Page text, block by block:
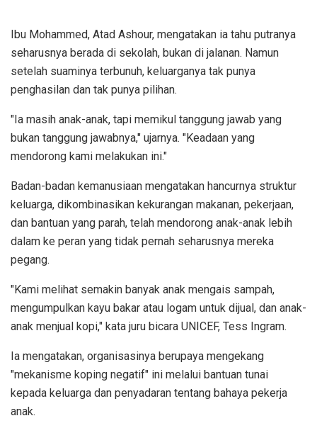
Ibu Mohammed, Atad Ashour, mengatakan ia tahu putranya
seharusnya berada di sekolah, bukan di jalanan. Namun
setelah suaminya terbunuh, keluarganya tak punya
penghasilan dan tak punya pilihan.
"Ia masih anak-anak, tapi memikul tanggung jawab yang
bukan tanggung jawabnya," ujarnya. "Keadaan yang
mendorong kami melakukan ini."
Badan-badan kemanusiaan mengatakan hancurnya struktur
keluarga, dikombinasikan kekurangan makanan, pekerjaan,
dan bantuan yang parah, telah mendorong anak-anak lebih
dalam ke peran yang tidak pernah seharusnya mereka
pegang.
"Kami melihat semakin banyak anak mengais sampah,
mengumpulkan kayu bakar atau logam untuk dijual, dan anak-
anak menjual kopi," kata juru bicara UNICEF, Tess Ingram.
Ia mengatakan, organisasinya berupaya mengekang
"mekanisme koping negatif" ini melalui bantuan tunai
kepada keluarga dan penyadaran tentang bahaya pekerja
anak.